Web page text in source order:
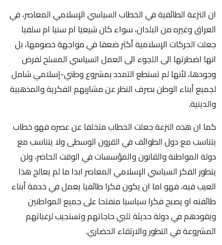
ان النزعة الطائفية في الخطاب السياسي الإسلامي المعاصر، في
العراق وغيره من البلدان، سواء كان شيعيا ام سنيا ام سلفيا
جعلت الحركات الإسلامية أكثر ضعفا في مواجهة خصومها، بل
انها اضطرتها الى اللجوء الى العمل السياسي المسلح لفرض
وجودها، لأنها لم تستطع التمدد بمشروع وطني-إسلامي شامل
لجميع أبناء الوطن بصرف النظر عن مشاربهم الفكرية والمذهبية
والدينية.
كما ان هذه النزعة جعلت الخطاب متخلفا عن عصره فهو خطاب
يتناسب مع دول الطوائف في القرون الوسطى ولا يتناسب مع
دولة المواطنة والقانون والمؤسسات في الوقت الحاضر، ولن
يتطور الفكر السياسي الإسلامي المعاصر ابدا ما لم يعالج هذا
العيب فيه، فهو اما ان يكون فكرا طائفيا يعمل في خدمة أبناء
طائفته او يصبح فكرا سياسيا منفتحا على جميع المواطنين
ويقودهم في دولة حديثة تلبي حاجاتهم وتستجيب لرغباتهم
المشروعة في التطور والارتقاء الحضاري.